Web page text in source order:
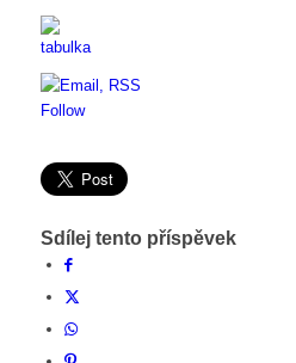
Follow
Sdílej tento příspěvek